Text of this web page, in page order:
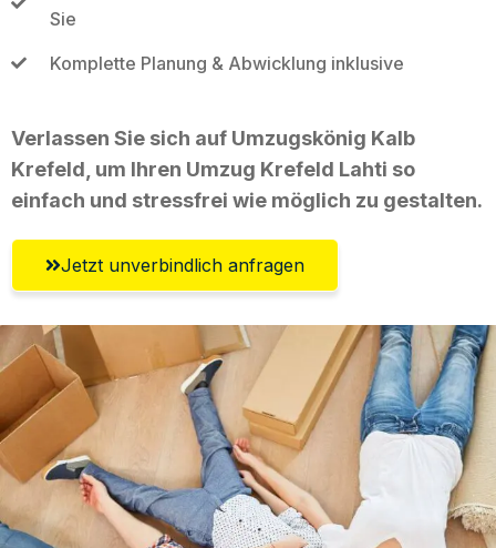
Sie
Komplette Planung & Abwicklung inklusive
Verlassen Sie sich auf Umzugskönig Kalb
Krefeld, um Ihren Umzug Krefeld Lahti so
einfach und stressfrei wie möglich zu gestalten.
Jetzt unverbindlich anfragen